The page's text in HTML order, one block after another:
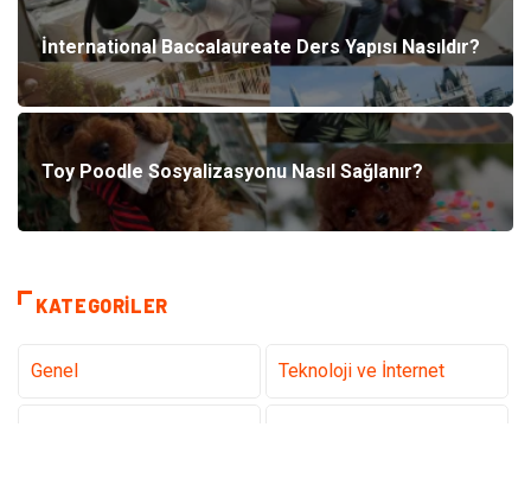
İnternational Baccalaureate Ders Yapısı Nasıldır?
Toy Poodle Sosyalizasyonu Nasıl Sağlanır?
KATEGORILER
Genel Teknoloji ve İnternet